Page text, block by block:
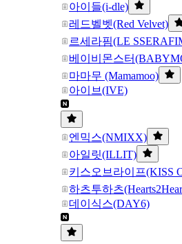
아이들(i-dle)
레드벨벳(Red Velvet)
르세라핌(LE
베이비몬스터
마마무 (Mamamoo)
아이브(IVE)
엔믹스(NMIXX)
아일릿(ILLIT)
키스오브라이프(KISS
하츠투하츠
데이식스(DAY6)